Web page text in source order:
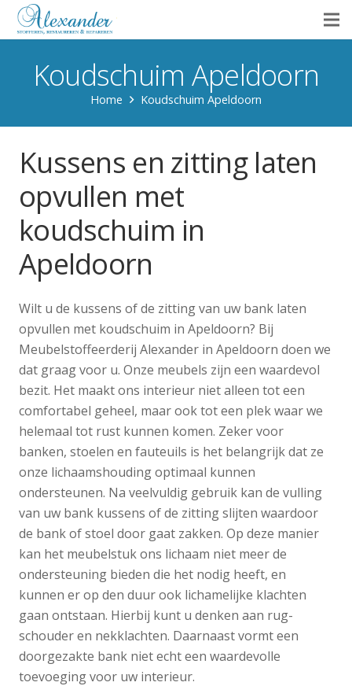
Koudschuim Apeldoorn
Home Koudschuim Apeldoorn
Kussens en zitting laten
opvullen met
koudschuim in
Apeldoorn
Wilt u de kussens of de zitting van uw bank laten
opvullen met koudschuim in Apeldoorn? Bij
Meubelstoffeerderij Alexander in Apeldoorn doen we
dat graag voor u. Onze meubels zijn een waardevol
bezit. Het maakt ons interieur niet alleen tot een
comfortabel geheel, maar ook tot een plek waar we
helemaal tot rust kunnen komen. Zeker voor
banken, stoelen en fauteuils is het belangrijk dat ze
onze lichaamshouding optimaal kunnen
ondersteunen. Na veelvuldig gebruik kan de vulling
van uw bank kussens of de zitting slijten waardoor
de bank of stoel door gaat zakken. Op deze manier
kan het meubelstuk ons lichaam niet meer de
ondersteuning bieden die het nodig heeft, en
kunnen er op den duur ook lichamelijke klachten
gaan ontstaan. Hierbij kunt u denken aan rug-
schouder en nekklachten. Daarnaast vormt een
doorgezakte bank niet echt een waardevolle
toevoeging voor uw interieur.